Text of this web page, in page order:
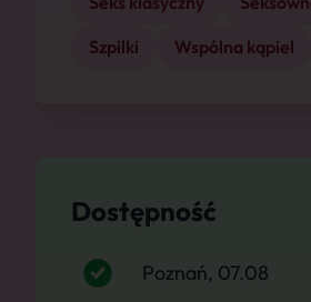
Szpilki
Wspólna kąpiel
Dostępność
Poznań, 07.08